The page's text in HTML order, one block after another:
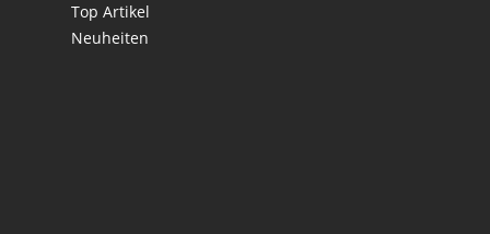
Top Artikel
Neuheiten